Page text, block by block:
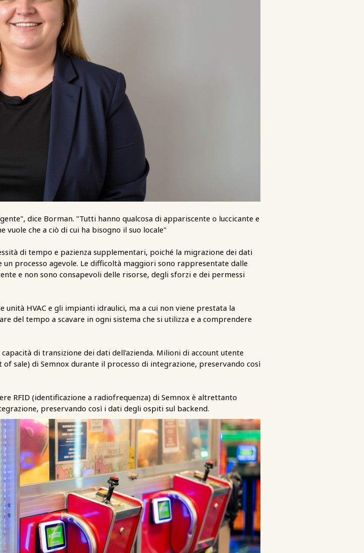
dice Borman. "Tutti hanno qualcosa di appariscente o luccicante e
che a ciò di cui ha bisogno il suo locale"
di tempo e pazienza supplementari, poiché la migrazione dei dati
processo agevole. Le difficoltà maggiori sono rappresentate dalle
e non sono consapevoli delle risorse, degli sforzi e dei permessi
HVAC e gli impianti idraulici, ma a cui non viene prestata la
del tempo a scavare in ogni sistema che si utilizza e a comprendere
di transizione dei dati dell'azienda. Milioni di account utente
sale) di Semnox durante il processo di integrazione, preservando così
RFID (identificazione a radiofrequenza) di Semnox è altrettanto
preservando così i dati degli ospiti sul backend.